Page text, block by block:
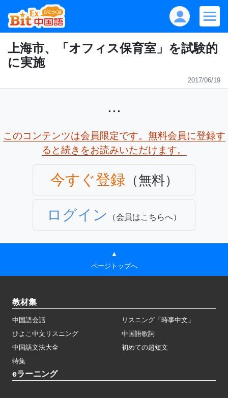
上海市、「オフィス保育室」を試験的
に実施
2017/06/19
...
このコンテンツは会員限定です。無料会員に登録す
ると続きをお読みいただけます。
今すぐ登録 （無料）
ログイン （会員はこちらへ）
▲
ページトップへ
教材集
中国語会話
リスニング「時事中文」
ひよこ中文リスニング
中国語歌詞
中国語文法大全
初めての超短文
特集
eラーニング